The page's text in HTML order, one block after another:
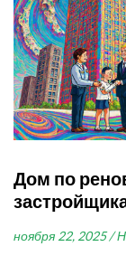
Дом по
ноября 22, 2025 /